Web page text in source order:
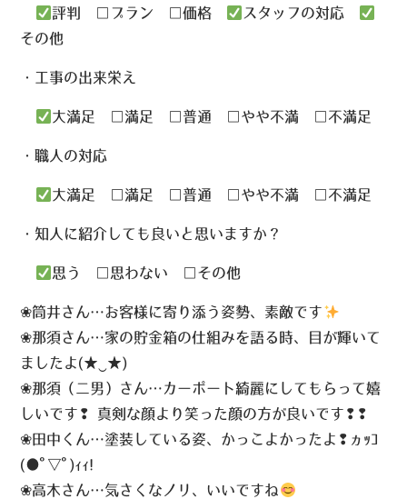
評判 □ プラン □価格
スタッフの対応
その他
・工事の出来栄え
大満足 □ 満足 □ 普通 □ やや不満 □ 不満足
・職人の対応
大満足 □ 満足 □ 普通 □ やや不満 □ 不満足
・知人に紹介しても良いと思いますか？
思う □ 思わない □ その他
❀筒井さん…お客様に寄り添う姿勢、素敵です
❀那須さん…家の貯金箱の仕組みを語る時、目が輝いて
ましたよ(★‿★)
❀那須（二男）さん…カーポート綺麗にしてもらって嬉
しいです❢ 真剣な顔より笑った顔の方が良いです❢❢
❀田中くん…塗装している姿、かっこよかったよ❢ヵｯｺ
(●ﾟ▽ﾟ)ｨｨ!
❀高木さん…気さくなノリ、いいですね